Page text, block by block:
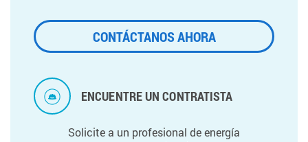
CONTÁCTANOS AHORA
ENCUENTRE UN CONTRATISTA
Solicite a un profesional de energía